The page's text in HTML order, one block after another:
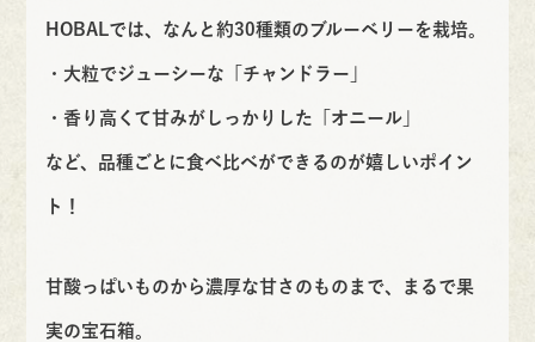
HOBALでは、なんと約30種類のブルーベリーを栽培。
・大粒でジューシーな「チャンドラー」
・香り高くて甘みがしっかりした「オニール」
など、品種ごとに食べ比べができるのが嬉しいポイン
ト！
甘酸っぱいものから濃厚な甘さのものまで、まるで果
実の宝石箱。